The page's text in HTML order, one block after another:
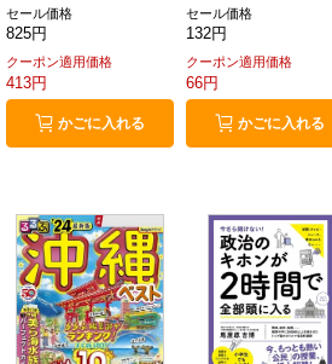
セール価格
825円
クーポン適用価格
413円
かごに入れる
セール価格
132円
クーポン適用価格
66円
かごに入れる